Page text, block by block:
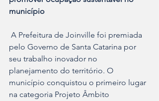
município
pelo Governo de Santa Catarina por
seu trabalho inovador no
planejamento do território. O
município conquistou o primeiro lugar
na categoria Projeto Âmbito